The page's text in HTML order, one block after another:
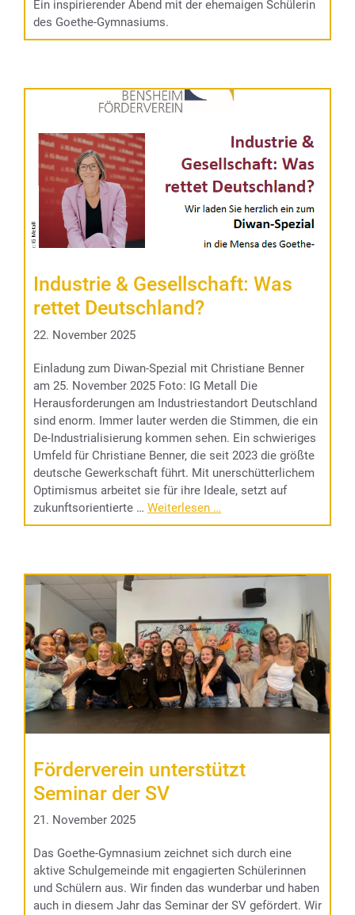
Ein inspirierender Abend mit der ehemaigen Schülerin
des Goethe-Gymnasiums.
Industrie & Gesellschaft: Was
rettet Deutschland?
22. November 2025
Einladung zum Diwan-Spezial mit Christiane Benner
am 25. November 2025 Foto: IG Metall Die
Herausforderungen am Industriestandort Deutschland
sind enorm. Immer lauter werden die Stimmen, die ein
De-Industrialisierung kommen sehen. Ein schwieriges
Umfeld für Christiane Benner, die seit 2023 die größte
deutsche Gewerkschaft führt. Mit unerschütterlichem
Optimismus arbeitet sie für ihre Ideale, setzt auf
zukunftsorientierte … Weiterlesen …
Förderverein unterstützt
Seminar der SV
21. November 2025
Das Goethe-Gymnasium zeichnet sich durch eine
aktive Schulgemeinde mit engagierten Schülerinnen
und Schülern aus. Wir finden das wunderbar und haben
auch in diesem Jahr das Seminar der SV gefördert. Wir